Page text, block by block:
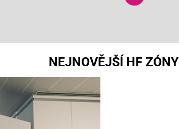
NEJNOVĚJŠÍ HF ZÓNY